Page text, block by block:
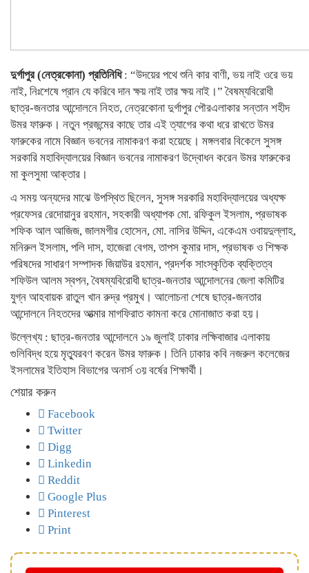
দুর্গাপুর (নেত্রকোনা) প্রতিনিধি: “উদয়ের পথে শুনি কার বাণী, ভয় নাই ওরে ভয়
নাই, নিঃশেষে প্রান যে করিবে দান ক্ষয় নাই তার ক্ষয় নাই।” বৈষম্যবিরোধী
ছাত্র-জনতার আন্দোলনে নিহত, নেত্রকোনা দুর্গাপুর পৌরএলাকার সন্তান শহীদ
উমর ফারুক। নতুন প্রজন্মের কাছে তার এই ত্যাগের কথা ধরে রাখতে উমর
ফারুকের নামে বিজ্ঞান ভবনের নামাকরণ করা হয়েছে। মঙ্গলবার বিকেলে সুসঙ্গ
সরকারি মহাবিদ্যালয়ের বিজ্ঞান ভবনের নামাকরণ উদ্বোধন করেন উমর ফারুকের
মা কুলসুমা আক্তার।
এ সময় অন্যদের মাঝে উপস্থিত ছিলেন, সুসঙ্গ সরকারি মহাবিদ্যালয়ের অধ্যক্ষ
প্রফেসর রেদোয়ানুর রহমান, সহকারী অধ্যাপক মো. রফিকুল ইসলাম, প্রভাষক
শফিক আল আজিজ, জালমগীর হোসেন, মো. নাসির উদ্দিন, একেএম ওবায়দুল্লাহ,
মনিরুল ইসলাম, পলি দাস, হাজেরা বেগম, তাপস কুমার দাস, প্রভাষক ও শিক্ষক
পরিষদের সাধারণ সম্পাদক জিয়াউর রহমান, প্রদর্শক সাংস্কৃতিক ব্যক্তিত্ব
শফিউল আলম স্বপন, বৈষম্যবিরোধী ছাত্র-জনতার আন্দোলনের জেলা কমিটির
যুগ্ন আহবায়ক রাতুল খান রুদ্র প্রমুখ। আলোচনা শেষে ছাত্র-জনতার
আন্দোলনে নিহতদের আত্মার মাগফিরাত কামনা করে মোনাজাত করা হয়।
উল্লেখ্য : ছাত্র-জনতার আন্দোলনে ১৯ জুলাই ঢাকার লক্ষিবাজার এলাকায়
গুলিবিদ্ধ হয়ে মৃত্যুরবণ করেন উমর ফারুক। তিনি ঢাকার কবি নজরুল কলেজের
ইসলামের ইতিহাস বিভাগের অনার্স ৩য় বর্ষের শিক্ষার্থী।
শেয়ার করুন
Facebook
Twitter
Digg
Linkedin
Reddit
Google Plus
Pinterest
Print